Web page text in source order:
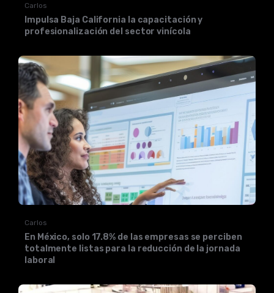
Carlos
Impulsa Baja California la capacitación y
profesionalización del sector vinícola
Carlos
En México, solo 17.8% de las empresas se perciben
totalmente listas para la reducción de la jornada
laboral